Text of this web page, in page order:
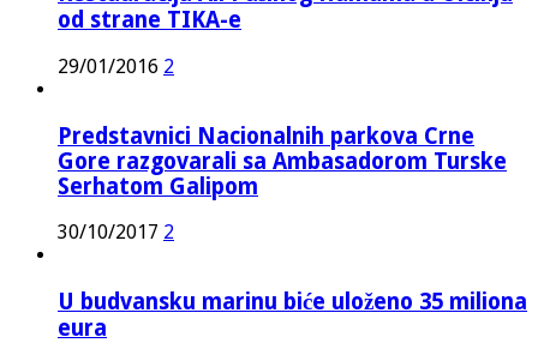
od strane TIKA-e
29/01/2016 2
Predstavnici Nacionalnih parkova Crne
Gore razgovarali sa Ambasadorom Turske
Serhatom Galipom
30/10/2017 2
U budvansku marinu biće uloženo 35 miliona
eura